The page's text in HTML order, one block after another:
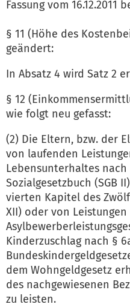
Fassung vom 16.12.2011
§ 11 (Höhe des
geändert:
In Absatz 4 wird Satz 2
§ 12
wie folgt neu gefasst:
(2) Die Eltern, bzw. der
von laufenden
Lebensunterhaltes nach
Sozialgesetzbuch (SGB
vierten Kapitel des
XII) oder von
Kinderzuschlag nach §
dem Wohngeldgesetz
des nachgewiesenen
zu leisten.